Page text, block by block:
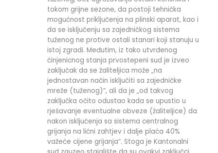
tokom grijne sezone, da postoji tehnička
mogućnost priključenja na plinski aparat, kao i
da se isključenju sa zajedničkog sistema
tuženog ne protive ostali stanari koji stanuju u
istoj zgradi. Međutim, iz tako utvrđenog
činjenicnog stanja prvostepeni sud je izveo
zaključak da se žaliteljica može „na
jednostavan način isključiti sa zajedničke
mreže (tuženog)”, ali da je „od takvog
zaključka očito odustao kada se upustio u
rješavanje eventualne obveze (žaliteljice) da
nakon isključenja sa sistema centralnog
grijanja na lični zahtjev i dalje plaća 40%
važeće cijene grijanja”. Stoga je Kantonalni